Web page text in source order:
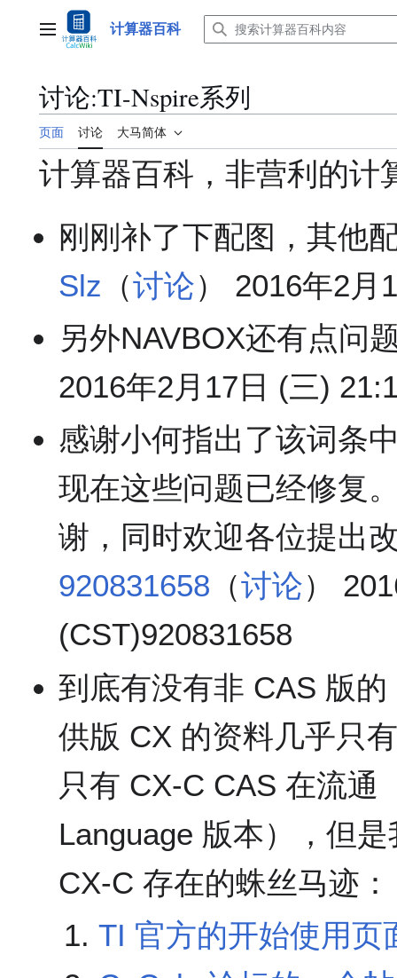
主菜单 计算器百科
讨论:TI-Nspire系列
页面 讨论 大马简体
计算器百科，非营利的计
刚刚补了下配图，其他
Slz （讨论） 2016年2月
另外NAVBOX还有点问
2016年2月17日 (三)
感谢小何指出了该词条
现在这些问题已经修复
谢，同时欢迎各位提
920831658 （讨论）
(CST)920831658
到底有没有非 CAS 版
供版 CX 的资料几乎只
只有 CX-C CAS 在流通
Language 版本），但
CX-C 存在的蛛丝马迹：
TI 官方的开始使用页